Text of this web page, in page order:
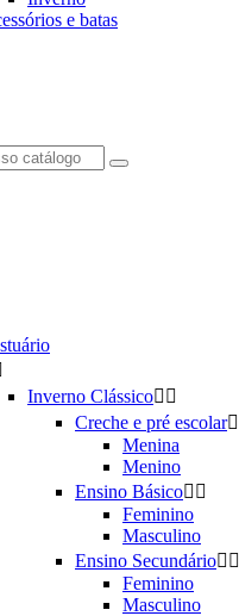
e batas
Inverno Clássico 
Creche e pré escolar
Menina
Menino
Ensino Básico 
Feminino
Masculino
Ensino Secundário 
Feminino
Masculino